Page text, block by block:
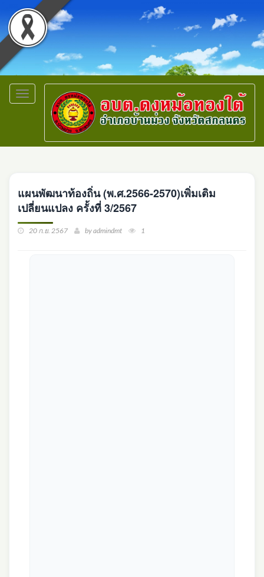
Toggle
navigation
แผนพัฒนาท้องถิ่น (พ.ศ.2566-2570)เพิ่มเติม
เปลี่ยนแปลง ครั้งที่ 3/2567
20 ก.ย. 2567 by admindmt 1